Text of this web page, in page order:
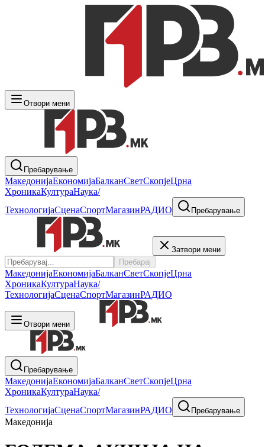
Отвори мени
Пребарување
МакедонијаЕкономијаБалканСветСкопјеЦрна
ХроникаКултураНаука/
ТехнологијаСценаСпортМагазинРАДИО Пребарување
Затвори мени
Пребарај
МакедонијаЕкономијаБалканСветСкопјеЦрна
ХроникаКултураНаука/
ТехнологијаСценаСпортМагазинРАДИО
Отвори мени
Пребарување
МакедонијаЕкономијаБалканСветСкопјеЦрна
ХроникаКултураНаука/
ТехнологијаСценаСпортМагазинРАДИО Пребарување
Македонија